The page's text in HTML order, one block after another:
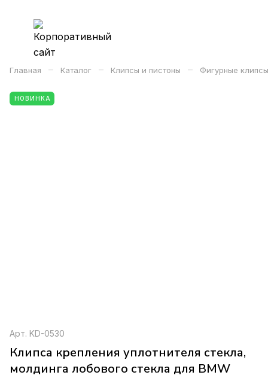
Главная – Каталог – Клипсы и пистоны – Фигурные
НОВИНКА
Арт. KD-0530
Клипса крепления уплотнителя стекла,
молдинга лобового стекла для BMW